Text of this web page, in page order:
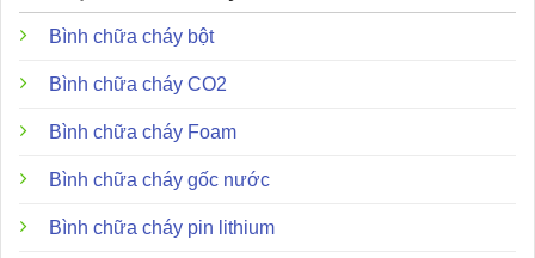
Đặc điểm và ưu điểm vượt trội của thiết bị
Bình chữa cháy bột
Bình chữa cháy CO2
Bình chữa cháy Foam
Bình chữa cháy gốc nước
Bình chữa cháy pin lithium